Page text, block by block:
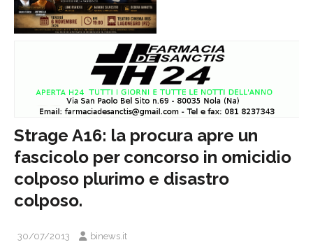
Strage A16: la procura apre un
fascicolo per concorso in omicidio
colposo plurimo e disastro
colposo.
30/07/2013 binews.it